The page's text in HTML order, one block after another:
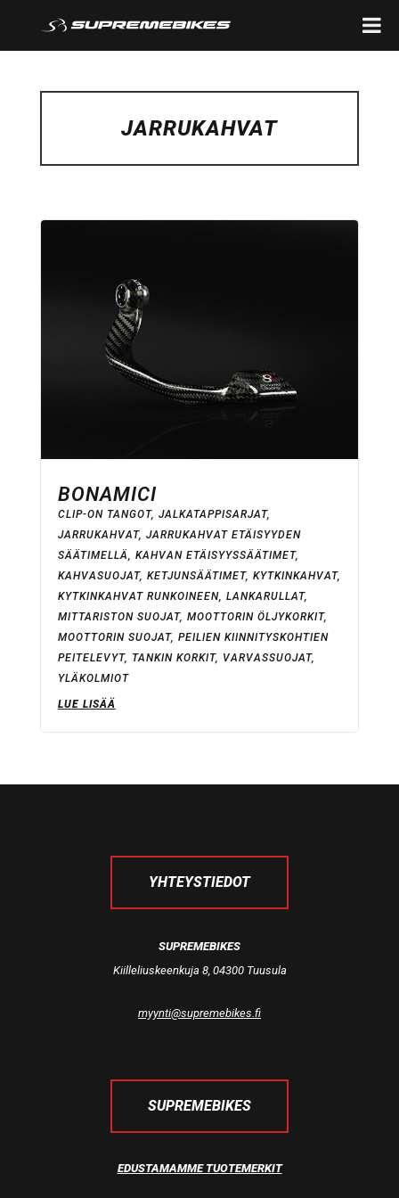
JARRUKAHVAT
BONAMICI
CLIP-ON TANGOT, JALKATAPPISARJAT,
JARRUKAHVAT, JARRUKAHVAT ETÄISYYDEN
SÄÄTIMELLÄ, KAHVAN ETÄISYYSSÄÄTIMET,
KAHVASUOJAT, KETJUNSÄÄTIMET, KYTKINKAHVAT,
KYTKINKAHVAT RUNKOINEEN, LANKARULLAT,
MITTARISTON SUOJAT, MOOTTORIN ÖLJYKORKIT,
MOOTTORIN SUOJAT, PEILIEN KIINNITYSKOHTIEN
PEITELEVYT, TANKIN KORKIT, VARVASSUOJAT,
YLÄKOLMIOT
LUE LISÄÄ
YHTEYSTIEDOT
SUPREMEBIKES
Kiilleliuskeenkuja 8, 04300 Tuusula
myynti@supremebikes.fi
SUPREMEBIKES
EDUSTAMAMME TUOTEMERKIT